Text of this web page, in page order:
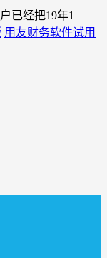
已经把19年1
用友财务软件试用